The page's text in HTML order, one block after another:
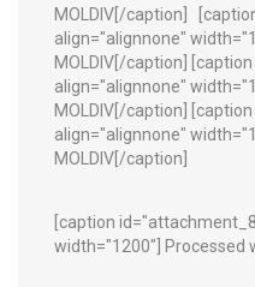
MOLDIV[/caption]
align="alignnone"
MOLDIV[/caption]
align="alignnone"
MOLDIV[/caption]
align="alignnone"
MOLDIV[/caption]
[caption
width="1200"]
Processed